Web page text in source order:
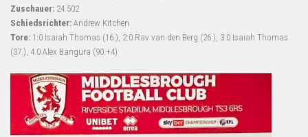
Zuschauer: 24.502
Schiedsrichter: Andrew Kitchen
Tore: 1:0 Isaiah Thomas (16.), 2:0 Rav van den Berg (26.), 3:0 Isaiah Thomas
(37.), 4:0 Alex Bangura (90.+4)